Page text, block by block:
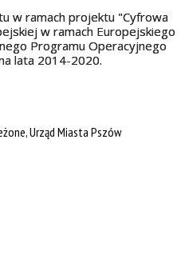
w ramach projektu "Cyfrowa
w ramach Europejskiego
Programu Operacyjnego
lata 2014-2020.
Urząd Miasta Pszów